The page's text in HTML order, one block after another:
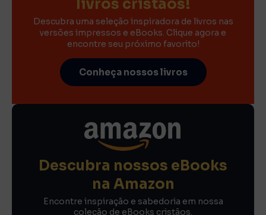
livros cristãos!
Descubra uma seleção inspiradora de livros nas
versões impressos e eBooks. Clique agora e
encontre seu próximo favorito!
Conheça nossos livros
Descubra nossos eBooks
na Amazon
Encontre inspiração e sabedoria em nossa
coleção de eBooks cristãos.